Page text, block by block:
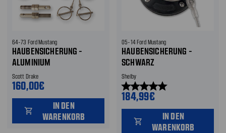
64-73 Ford Mustang
HAUBENSICHERUNG -
ALUMINIUM
Scott Drake
160,00€
shopping_cart
IN DEN
WARENKORB
05-14 Ford Mustang
HAUBENSICHERUNG -
SCHWARZ
Shelby
starstarstarstarstar
184,99€
shopping_cart
IN DEN
WARENKORB